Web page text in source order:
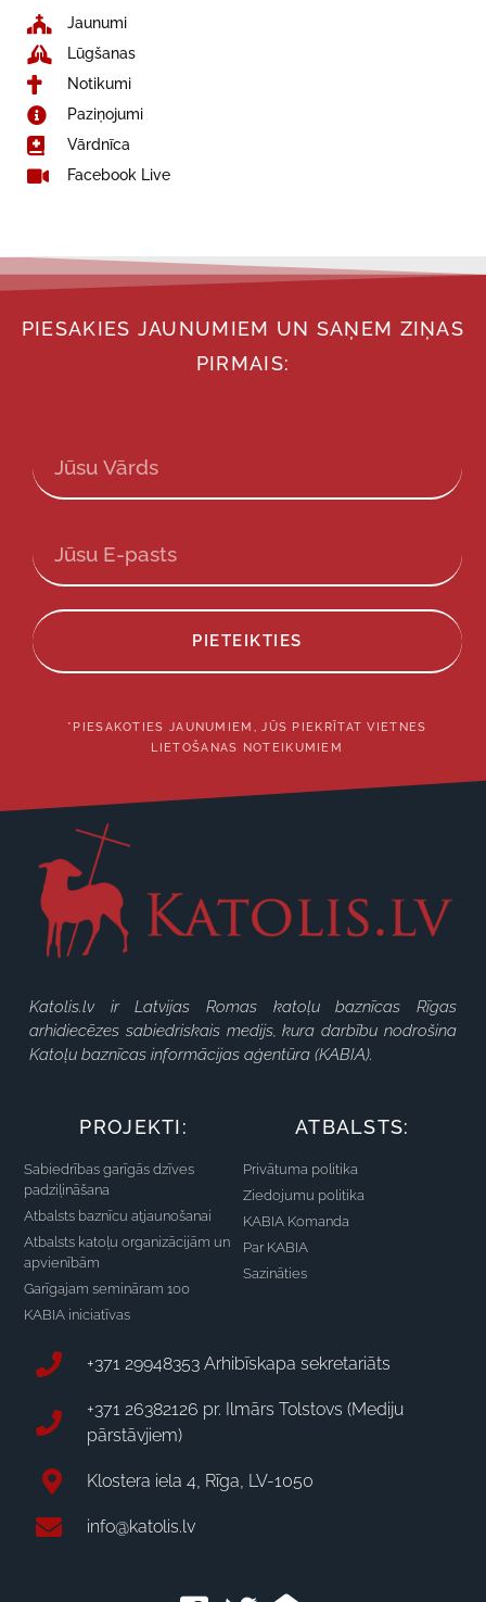
Jaunumi
Lūgšanas
Notikumi
Paziņojumi
Vārdnīca
Facebook Live
PIESAKIES JAUNUMIEM UN SAŅEM ZIŅAS
PIRMAIS:
PIETEIKTIES
*PIESAKOTIES JAUNUMIEM, JŪS PIEKRĪTAT VIETNES
LIETOŠANAS NOTEIKUMIEM
Katolis.lv ir Latvijas Romas katoļu baznīcas Rīgas
arhidiecēzes sabiedriskais medijs, kura darbību nodrošina
Katoļu baznīcas informācijas aģentūra (KABIA).
PROJEKTI:
Sabiedrības garīgās dzīves
padziļināšana
Atbalsts baznīcu atjaunošanai
Atbalsts katoļu organizācijām un
apvienībām
Garīgajam semināram 100
KABIA iniciatīvas
ATBALSTS:
Privātuma politika
Ziedojumu politika
KABIA Komanda
Par KABIA
Sazināties
+371 29948353 Arhibīskapa sekretariāts
+371 26382126 pr. Ilmārs Tolstovs (Mediju
pārstāvjiem)
Klostera iela 4, Rīga, LV-1050
info@katolis.lv